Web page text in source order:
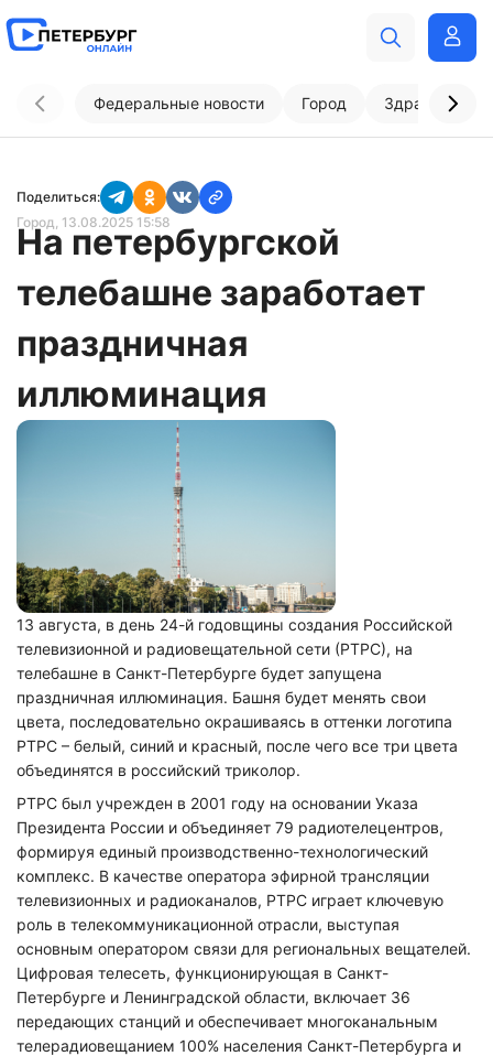
Федеральные новости Город
Поделиться:
Город, 13.08.2025 15:58
На петербургской
телебашне заработает
праздничная
иллюминация
13 августа, в день 24-й годовщины создания Российской
телевизионной и радиовещательной сети (РТРС), на
телебашне в Санкт-Петербурге будет запущена
праздничная иллюминация. Башня будет менять свои
цвета, последовательно окрашиваясь в оттенки логотипа
РТРС – белый, синий и красный, после чего все три цвета
объединятся в российский триколор.
РТРС был учрежден в 2001 году на основании Указа
Президента России и объединяет 79 радиотелецентров,
формируя единый производственно-технологический
комплекс. В качестве оператора эфирной трансляции
телевизионных и радиоканалов, РТРС играет ключевую
роль в телекоммуникационной отрасли, выступая
основным оператором связи для региональных вещателей.
Цифровая телесеть, функционирующая в Санкт-
Петербурге и Ленинградской области, включает 36
передающих станций и обеспечивает многоканальным
телерадиовещанием 100% населения Санкт-Петербурга и